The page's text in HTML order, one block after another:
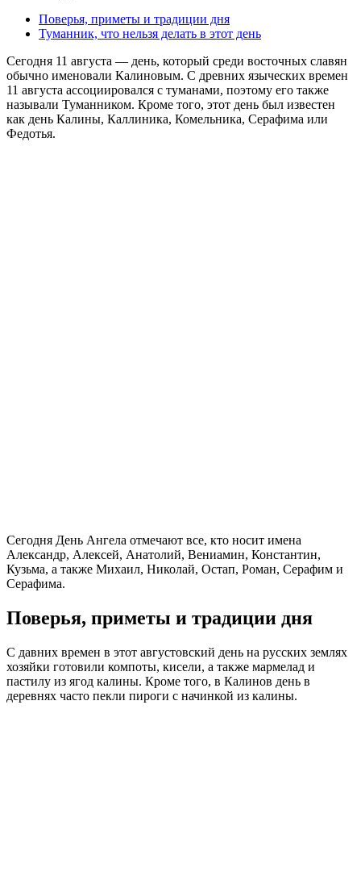
Поверья, приметы и традиции дня
Туманник, что нельзя делать в этот день
Сегодня 11 августа — день, который среди восточных славян
обычно именовали Калиновым. С древних языческих времен
11 августа ассоциировался с туманами, поэтому его также
называли Туманником. Кроме того, этот день был известен
как день Калины, Каллиника, Комельника, Серафима или
Федотья.
Сегодня День Ангела отмечают все, кто носит имена
Александр, Алексей, Анатолий, Вениамин, Константин,
Кузьма, а также Михаил, Николай, Остап, Роман, Серафим и
Серафима.
Поверья, приметы и традиции дня
С давних времен в этот августовский день на русских землях
хозяйки готовили компоты, кисели, а также мармелад и
пастилу из ягод калины. Кроме того, в Калинов день в
деревнях часто пекли пироги с начинкой из калины.